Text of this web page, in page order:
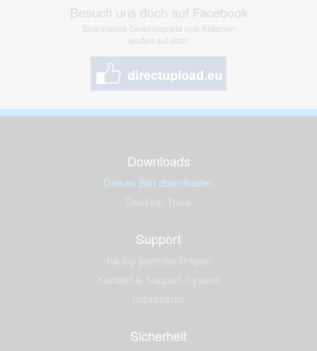
Besuch uns doch auf Facebook
Spannende Gewinnspiele und Aktionen
warten auf dich!
Downloads
Dieses Bild downloaden
Support
Sicherheit